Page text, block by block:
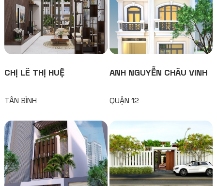
CHỊ LÊ THỊ HUỆ
TÂN BÌNH
ANH NGUYỄN CHÂU VINH
QUẬN 12